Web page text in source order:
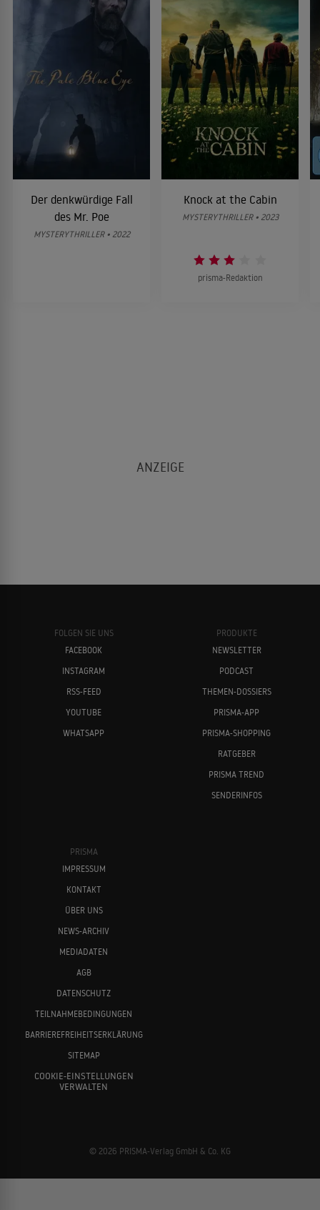
Der denkwürdige Fall
des Mr. Poe
MYSTERYTHRILLER • 2022
Knock at the Cabin
MYSTERYTHRILLER • 2023
prisma-Redaktion
FOLGEN SIE UNS
FACEBOOK
INSTAGRAM
RSS-FEED
YOUTUBE
WHATSAPP
PRODUKTE
NEWSLETTER
PODCAST
THEMEN-DOSSIERS
PRISMA-APP
PRISMA-SHOPPING
RATGEBER
PRISMA TREND
SENDERINFOS
PRISMA
IMPRESSUM
KONTAKT
ÜBER UNS
NEWS-ARCHIV
MEDIADATEN
AGB
DATENSCHUTZ
TEILNAHMEBEDINGUNGEN
BARRIEREFREIHEITSERKLÄRUNG
SITEMAP
COOKIE-EINSTELLUNGEN
VERWALTEN
© 2026 PRISMA-Verlag GmbH & Co. KG